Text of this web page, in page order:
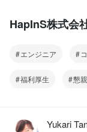
HapInS株式会
エンジニア
福利厚生 懇
Yukari